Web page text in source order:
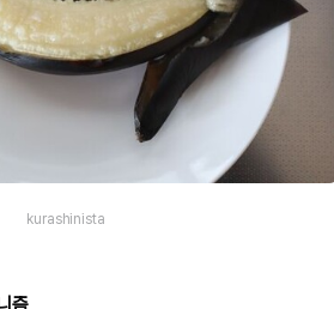
kurashinista